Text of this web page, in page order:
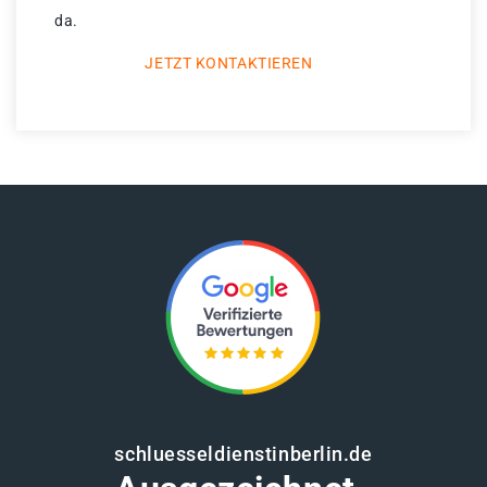
da.
JETZT KONTAKTIEREN
schluesseldienstinberlin.de